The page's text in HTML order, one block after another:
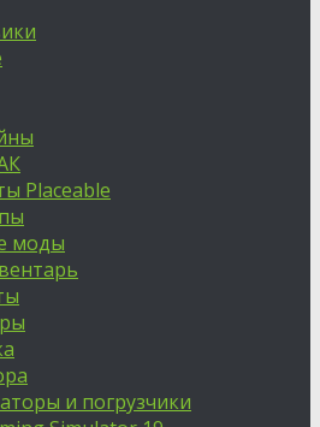
Placeable
моды
и погрузчики